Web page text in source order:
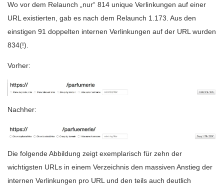
Wo vor dem Relaunch „nur“ 814 unique Verlinkungen auf einer
URL existierten, gab es nach dem Relaunch 1.173. Aus den
einstigen 91 doppelten internen Verlinkungen auf der URL wurden
834(!).
Vorher:
Nachher:
Die folgende Abbildung zeigt exemplarisch für zehn der
wichtigsten URLs in einem Verzeichnis den massiven Anstieg der
internen Verlinkungen pro URL und den teils auch deutlich